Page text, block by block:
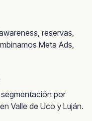
reservas,
Meta Ads,
por
Valle de Uco y Luján.